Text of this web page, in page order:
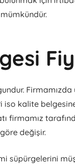
Firmamızda
kalite
firmamız
değişir.
süpürgelerini